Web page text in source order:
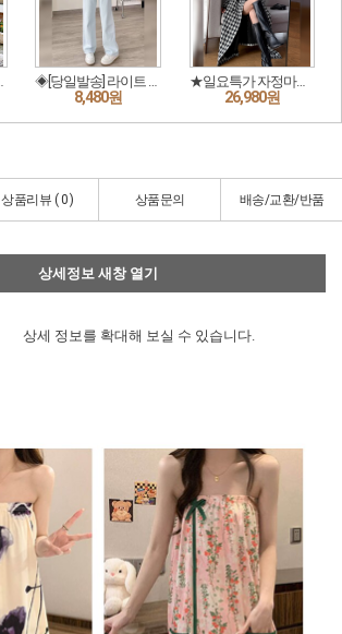
상품리뷰 ( 0) 상품문의 배송/교환/반품
상세정보 새창 열기
상세 정보를 확대해 보실 수 있습니다.